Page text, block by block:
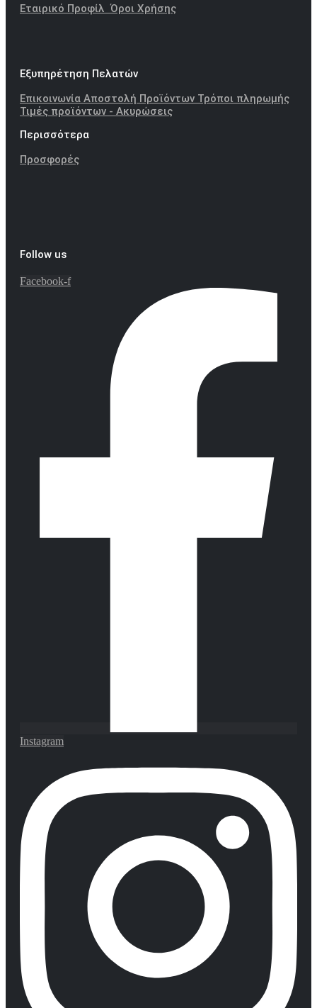
Εταιρικό ΠροφίλΌροι Χρήσης
Εξυπηρέτηση Πελατών
Επικοινωνία Αποστολή Προϊόντων Τρόποι πληρωμής
Τιμές προϊόντων - Ακυρώσεις
Περισσότερα
Προσφορές
Follow us
Facebook-f
Instagram